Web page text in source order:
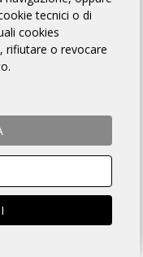
DI CONTROLLO
ISCRIZIONI
metri
tecnici o di
cookies
rifiutare o revocare